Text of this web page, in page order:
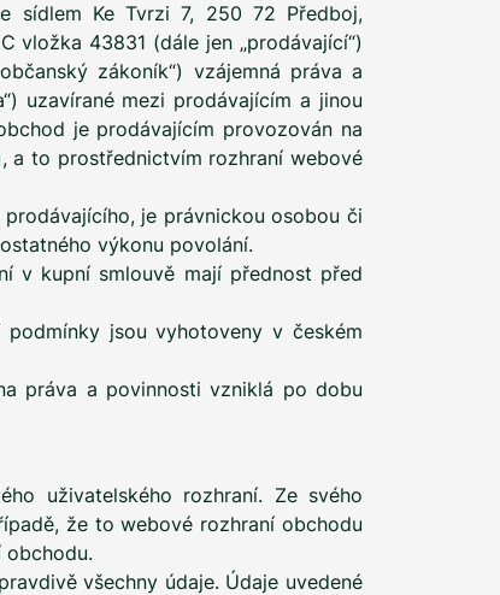
sídlem Ke Tvrzi 7, 250 72 Předboj,
vložka 43831 (dále jen „prodávající“)
zákoník“) vzájemná práva a
uzavírané mezi prodávajícím a jinou
je prodávajícím provozován na
a to prostřednictvím rozhraní webové
je právnickou osobou či
výkonu povolání.
v kupní smlouvě mají přednost před
podmínky jsou vyhotoveny v českém
práva a povinnosti vzniklá po dobu
uživatelského rozhraní. Ze svého
že to webové rozhraní obchodu
obchodu.
všechny údaje. Údaje uvedené